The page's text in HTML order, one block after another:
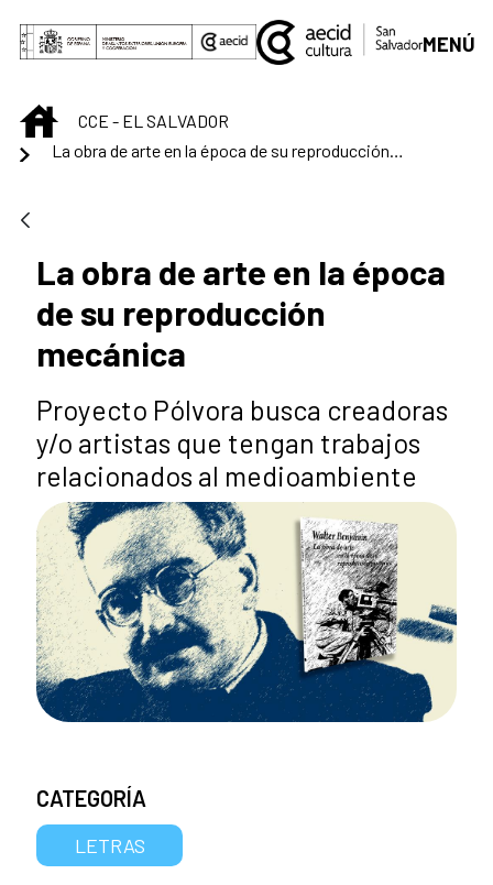
Saltar al contenido principal
MENÚ
INICIOCCE - EL SALVADOR
La obra de arte en la época
de su reproducción
mecánica
Proyecto Pólvora busca creadoras
y/o artistas que tengan trabajos
relacionados al medioambiente
CATEGORÍA
LETRAS